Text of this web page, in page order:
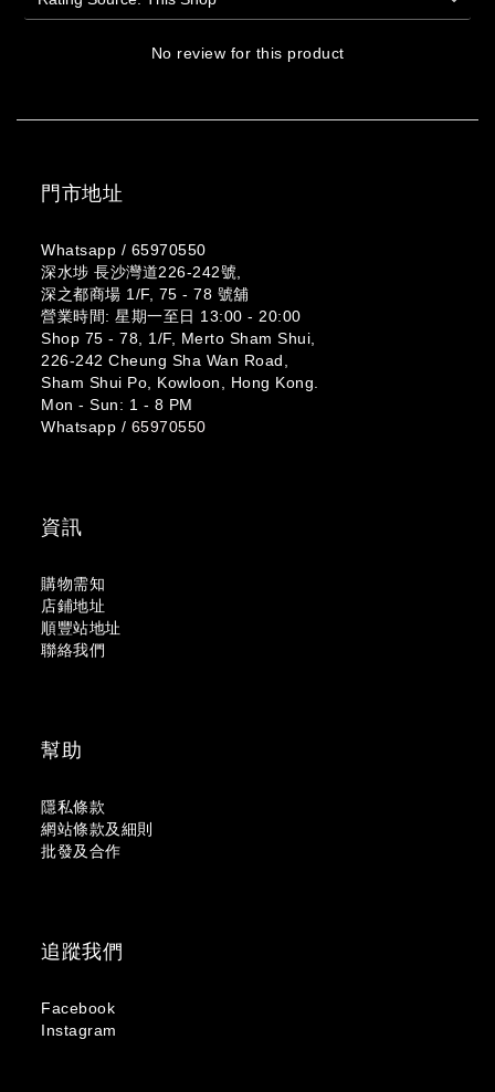
No review for this product
門市地址
Whatsapp / 65970550
深水埗 長沙灣道226-242號,
深之都商場 1/F, 75 - 78 號舖
營業時間: 星期一至日 13:00 - 20:00
Shop 75 - 78, 1/F, Merto Sham Shui,
226-242 Cheung Sha Wan Road,
Sham Shui Po, Kowloon, Hong Kong.
Mon - Sun: 1 - 8 PM
Whatsapp / 65970550
資訊
購物需知
店鋪地址
順豐站地址
聯絡我們
幫助
隱私條款
網站條款及細則
批發及合作
追蹤我們
Facebook
Instagram